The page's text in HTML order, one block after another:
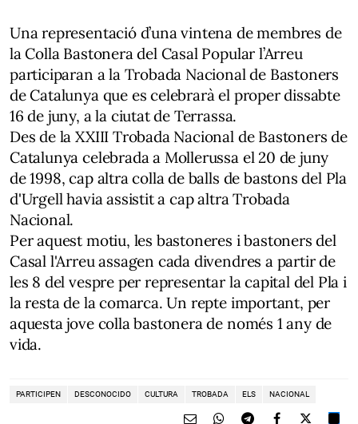
Una representació d’una vintena de membres de
la Colla Bastonera del Casal Popular l’Arreu
participaran a la Trobada Nacional de Bastoners
de Catalunya que es celebrarà el proper dissabte
16 de juny, a la ciutat de Terrassa.
Des de la XXIII Trobada Nacional de Bastoners de
Catalunya celebrada a Mollerussa el 20 de juny
de 1998, cap altra colla de balls de bastons del Pla
d'Urgell havia assistit a cap altra Trobada
Nacional.
Per aquest motiu, les bastoneres i bastoners del
Casal l'Arreu assagen cada divendres a partir de
les 8 del vespre per representar la capital del Pla i
la resta de la comarca. Un repte important, per
aquesta jove colla bastonera de només 1 any de
vida.
PARTICIPEN DESCONOCIDO CULTURA TROBADA ELS NACIONAL